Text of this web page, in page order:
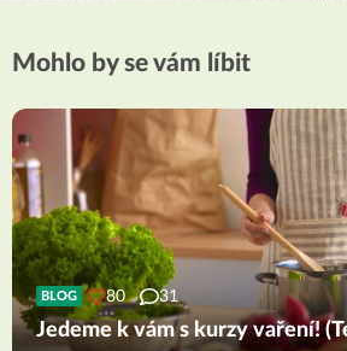
Mohlo by se vám líbit
BLOG 80 31
Jedeme k vám s kurzy vaření!